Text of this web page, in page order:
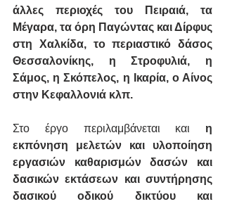
άλλες περιοχές του Πειραιά, τα
Μέγαρα, τα όρη Παγώντας και Δίρφυς
στη Χαλκίδα, το περιαστικό δάσος
Θεσσαλονίκης, η Στροφυλιά, η
Σάμος, η Σκόπελος, η Ικαρία, ο Αίνος
στην Κεφαλλονιά κλπ.
Στο έργο περιλαμβάνεται και η
εκπόνηση μελετών και υλοποίηση
εργασιών καθαρισμών δασών και
δασικών εκτάσεων και συντήρησης
δασικού οδικού δικτύου και